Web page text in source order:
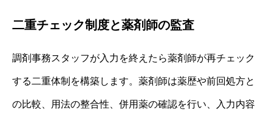
二重チェック制度と薬剤師の監査
調剤事務スタッフが入力を終えたら薬剤師が再チェック
する二重体制を構築します。薬剤師は薬歴や前回処方と
の比較、用法の整合性、併用薬の確認を行い、入力内容